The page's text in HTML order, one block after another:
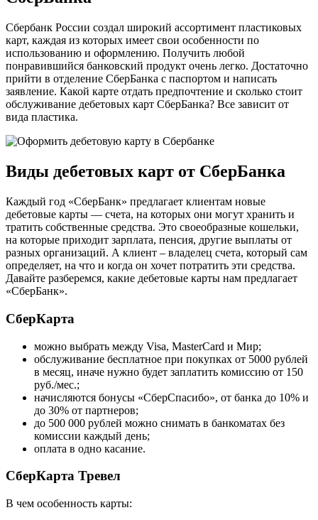
Сбербанк России создал широкий ассортимент пластиковых
карт, каждая из которых имеет свои особенности по
использованию и оформлению. Получить любой
понравившийся банковский продукт очень легко. Достаточно
прийти в отделение СберБанка с паспортом и написать
заявление. Какой карте отдать предпочтение и сколько стоит
обслуживание дебетовых карт СберБанка? Все зависит от
вида пластика.
Виды дебетовых карт от СберБанка
Каждый год «СберБанк» предлагает клиентам новые
дебетовые карты — счета, на которых они могут хранить и
тратить собственные средства. Это своеобразные кошельки,
на которые приходит зарплата, пенсия, другие выплаты от
разных организаций. А клиент – владелец счета, который сам
определяет, на что и когда он хочет потратить эти средства.
Давайте разберемся, какие дебетовые карты нам предлагает
«СберБанк».
СберКарта
можно выбрать между Visa, MasterCard и Мир;
обслуживание бесплатное при покупках от 5000 рублей
в месяц, иначе нужно будет заплатить комиссию от 150
руб./мес.;
начисляются бонусы «СберСпасибо», от банка до 10% и
до 30% от партнеров;
до 500 000 рублей можно снимать в банкоматах без
комиссии каждый день;
оплата в одно касание.
СберКарта Тревел
В чем особенность карты: